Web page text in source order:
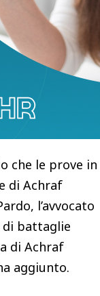
ricorso
il Psg, Fanny
di nulla;
“ha molto
che le prove in
di Achraf
l’avvocato
di battaglie
di Achraf
aggiunto.